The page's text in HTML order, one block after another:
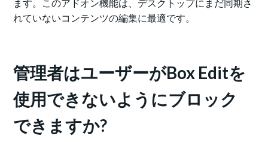
ます。このアドオン機能は、デスクトップにまだ同期さ
れていないコンテンツの編集に最適です。
管理者はユーザーがBox Editを
使用できないようにブロック
できますか?